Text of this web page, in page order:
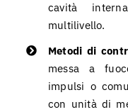
cavità
multilivello.
Metodi di
messa a
impulsi o
con unità di